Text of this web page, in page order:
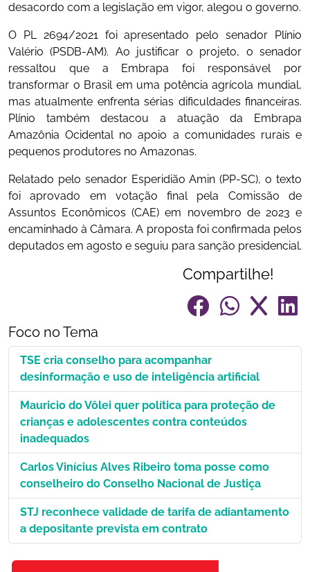
desacordo com a legislação em vigor, alegou o governo.
O PL 2694/2021 foi apresentado pelo senador Plínio
Valério (PSDB-AM). Ao justificar o projeto, o senador
ressaltou que a Embrapa foi responsável por
transformar o Brasil em uma potência agrícola mundial,
mas atualmente enfrenta sérias dificuldades financeiras.
Plínio também destacou a atuação da Embrapa
Amazônia Ocidental no apoio a comunidades rurais e
pequenos produtores no Amazonas.
Relatado pelo senador Esperidião Amin (PP-SC), o texto
foi aprovado em votação final pela Comissão de
Assuntos Econômicos (CAE) em novembro de 2023 e
encaminhado à Câmara. A proposta foi confirmada pelos
deputados em agosto e seguiu para sanção presidencial.
Compartilhe!
Foco no Tema
TSE cria conselho para acompanhar
desinformação e uso de inteligência artificial
Mauricio do Vôlei quer política para proteção de
crianças e adolescentes contra conteúdos
inadequados
Carlos Vinícius Alves Ribeiro toma posse como
conselheiro do Conselho Nacional de Justiça
STJ reconhece validade de tarifa de adiantamento
a depositante prevista em contrato